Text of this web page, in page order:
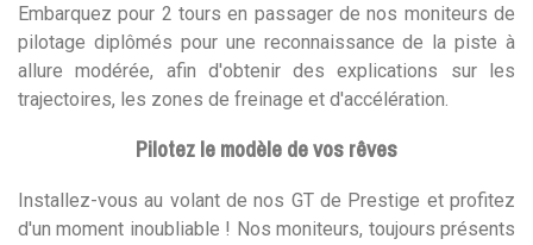
Embarquez pour 2 tours en passager de nos moniteurs de
pilotage diplômés pour une reconnaissance de la piste à
allure modérée, afin d'obtenir des explications sur les
trajectoires, les zones de freinage et d'accélération.
Pilotez le modèle de vos rêves
Installez-vous au volant de nos GT de Prestige et profitez
d'un moment inoubliable ! Nos moniteurs, toujours présents